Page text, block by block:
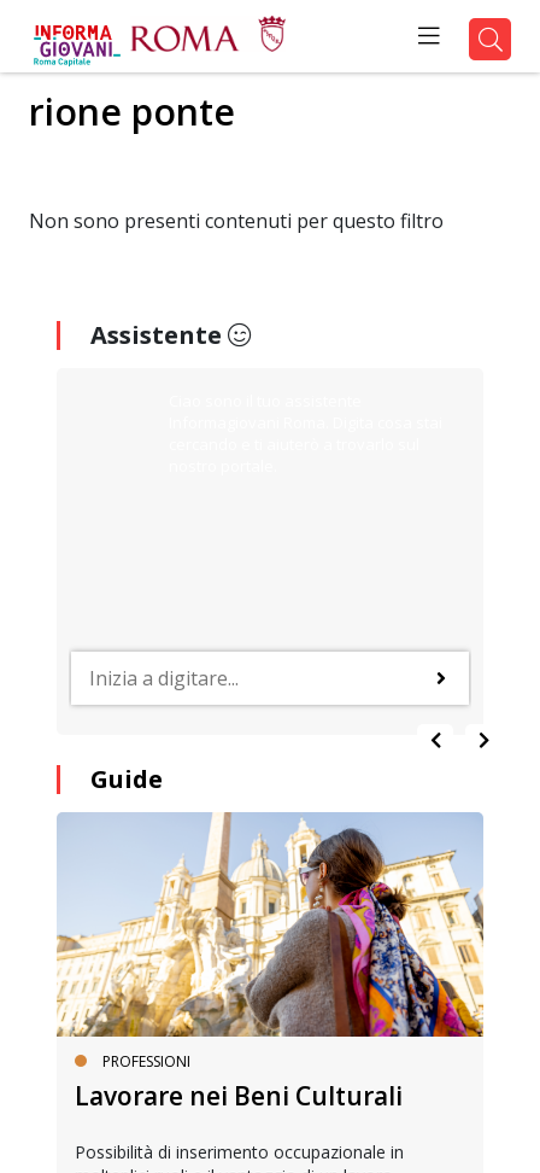
rione ponte
Non sono presenti contenuti per questo filtro
Assistente
Guide
PROFESSIONI
Lavorare nei Beni Culturali
Possibilità di inserimento occupazionale in